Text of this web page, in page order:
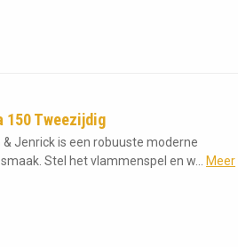
150 Tweezijdig
Jenrick is een robuuste moderne
Stel het vlammenspel en w...
Meer